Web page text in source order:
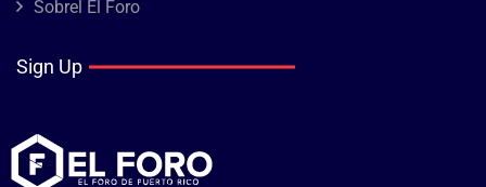
Sobrel El Foro
Sign Up